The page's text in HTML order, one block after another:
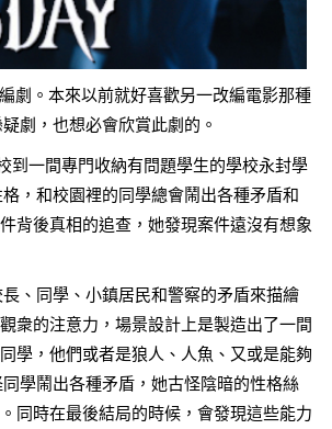
劇。本來以前就好喜歡另一改編電影那種
劇，也想必會欣賞此劇的。
到一間專門收納有問題學生的學校永封學
，和校園裡的同學總會鬧出各種矛盾和
背後真相的追查，她發現案件遠沒有想象
、同學、小鎮居民和警察的矛盾來描繪
衆的注意力，場景設計上是製造出了一間
學，他們或者是狼人、人魚、又或是能夠
學鬧出各種矛盾，她古怪陰暗的性格絲
同時在最後結局的時候，會發現這些能力